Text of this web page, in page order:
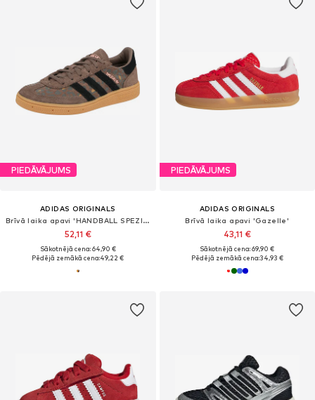
PIEDĀVĀJUMS
ADIDAS ORIGINALS
Brīvā laika apavi 'HANDBALL SPEZIAL'
52,11 €
Sākotnējā cena: 64,90 €
Pēdējā zemākā cena:49,22 €
PIEDĀVĀJUMS
ADIDAS ORIGINALS
Brīvā laika apavi 'Gazelle'
43,11 €
Sākotnējā cena: 69,90 €
Pēdējā zemākā cena:34,93 €